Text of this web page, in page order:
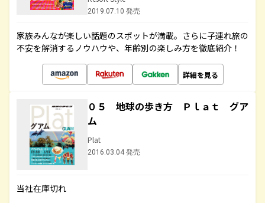
2019.07.10 発売
家族みんなが楽しい話題のスポットが満載。さらに子連れ旅の
不安を解消するノウハウや、年齢別の楽しみ方を徹底紹介！
詳細を見る
０５ 地球の歩き方 Ｐｌａｔ グア
ム
Plat
2016.03.04 発売
当社在庫切れ